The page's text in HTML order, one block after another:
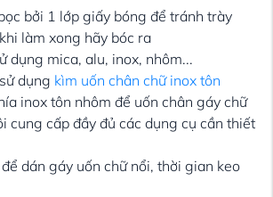
bởi 1 lớp giấy bóng để tránh trày
làm xong hãy bóc ra
dụng mica, alu, inox, nhôm...
dụng kìm uốn chân chữ inox tôn
inox tôn nhôm để uốn chân gáy chữ
cung cấp đầy đủ các dụng cụ cần thiết
để dán gáy uốn chữ nổi, thời gian keo